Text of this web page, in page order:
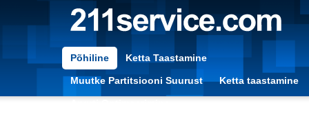
Põhiline Ketta Taastamine
Muutke Partitsiooni Suurust Ketta taastamine